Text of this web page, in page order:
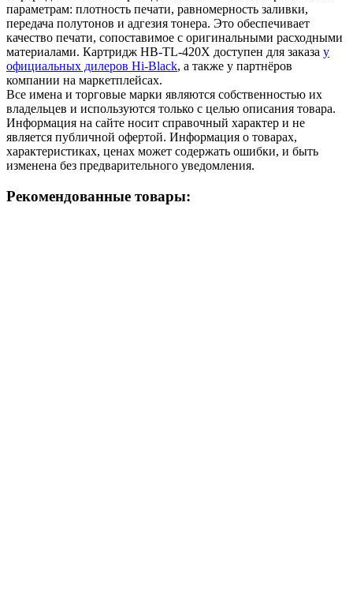
параметрам: плотность печати, равномерность заливки,
передача полутонов и адгезия тонера. Это обеспечивает
качество печати, сопоставимое с оригинальными расходными
материалами. Картридж HB-TL-420X доступен для заказа у
официальных дилеров Hi-Black, а также у партнёров
компании на маркетплейсах.
Все имена и торговые марки являются собственностью их
владельцев и используются только с целью описания товара.
Информация на сайте носит справочный характер и не
является публичной офертой. Информация о товарах,
характеристиках, ценах может содержать ошибки, и быть
изменена без предварительного уведомления.
Рекомендованные товары: